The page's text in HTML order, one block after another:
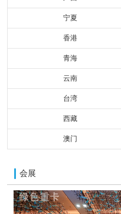
宁夏
香港
青海
云南
台湾
西藏
澳门
会展